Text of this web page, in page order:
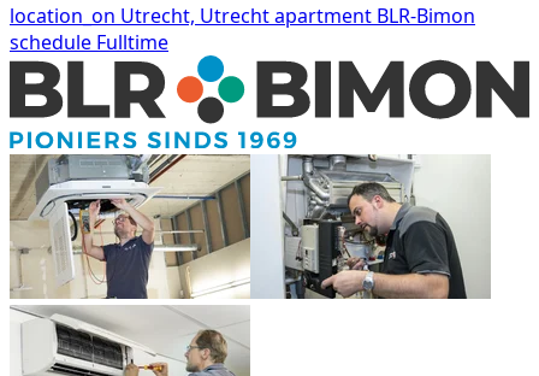
location_on Utrecht, Utrechtapartment BLR-Bimon
schedule Fulltime